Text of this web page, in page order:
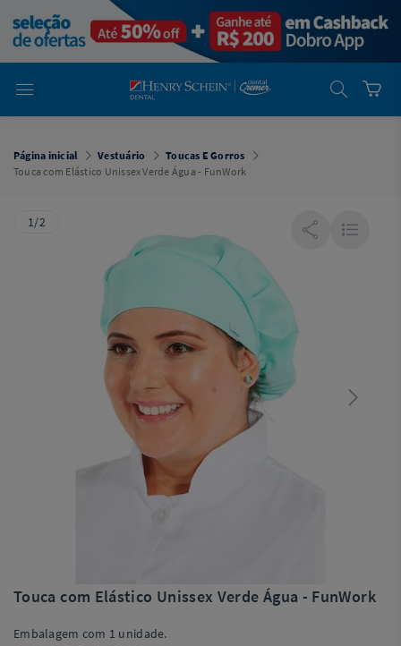
Dental
Cremer -
Henry Schein
Laboratório
Laboratório
Cremer -
Henry Schein
Você está
Cremer
Simples
Software
Odontológico
Página inicial Vestuário
Toucas E Gorros
Touca com Elástico Unissex Verde Água - FunWork
1/2
Touca com Elástico Unissex Verde Água - FunWork
Embalagem com 1 unidade.